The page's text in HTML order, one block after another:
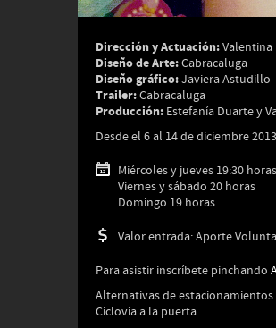
Dirección y Actuación:Valentina
Diseño de Arte:Cabracaluga
Diseño gráfico:Javiera Astudillo
Trailer:Cabracaluga
Producción: Estefanía Duarte y
Desde el 6 al 14 de diciembre 2013
Miércoles y jueves 19:30 horas
Viernes y sábado 20 horas
Domingo 19 horas
Valor entrada: Aporte
Para asistir inscríbete pinchando
Alternativas de
Ciclovía a la puerta